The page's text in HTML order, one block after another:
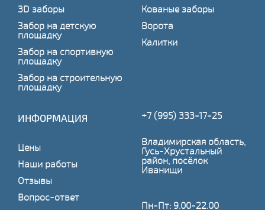
3D заборы
Забор на детскую
площадку
Забор на спортивную
площадку
Забор на строительную
площадку
Кованые заборы
Ворота
Калитки
ИНФОРМАЦИЯ
Цены
Наши работы
Отзывы
Вопрос-ответ
+7 (995) 333-17-25
Владимирская область,
Гусь-Хрустальный
район, посёлок
Иванищи
Пн-Пт: 9.00-22.00